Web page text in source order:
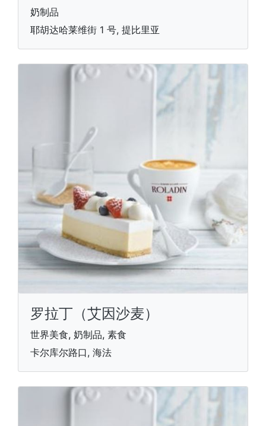
奶制品
耶胡达哈莱维街 1 号, 提比里亚
罗拉丁（艾因沙麦）
世界美食, 奶制品, 素食
卡尔库尔路口, 海法